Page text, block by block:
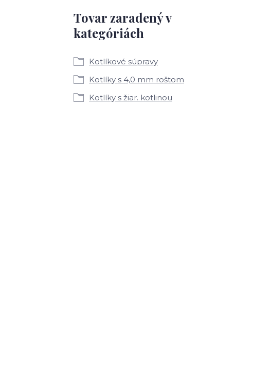
Tovar zaradený v
kategóriách
Kotlíkové súpravy
Kotlíky s 4,0 mm roštom
Kotlíky s žiar. kotlinou